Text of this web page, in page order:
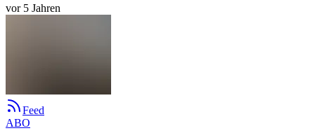
vor 5 Jahren
Feed
ABO